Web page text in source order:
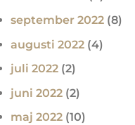
september 2022 (8)
augusti 2022 (4)
juli 2022 (2)
juni 2022 (2)
maj 2022 (10)